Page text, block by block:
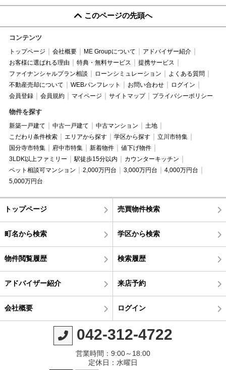
このページの先頭へ
コンテンツ
トップページ 会社概要 ME Groupについて
アドバイザー紹介
お客様に選ばれる理由
特典・無料サービス
提携サービス
ファイナンシャルプラン相談
ローンシミュレーション
よくある質問
不動産売却について
WEBパンフレット お問い合わせ
ログイン
会員登録
会員規約 マイページ サイトマップ プライバシーポリシー
物件を探す
新築一戸建て 中古一戸建て 中古マンション
土地
こだわり条件検索
エリアから探す 学区から探す
立川市特集
国分寺市特集
府中市特集 新着物件
値下げ物件
3LDK以上ファミリー
駅徒歩15分以内
カウンターキッチン
ペット相談可マンション
2,000万円台 3,000万円台
4,000万円台
5,000万円台
トップページ 売買物件検索
町名から検索 学区から検索
物件閲覧履歴 検索履歴
アドバイザー紹介 来店予約
会社概要 ログイン
042-312-4722
営業時間：9:00～18:00
定休日：水曜日